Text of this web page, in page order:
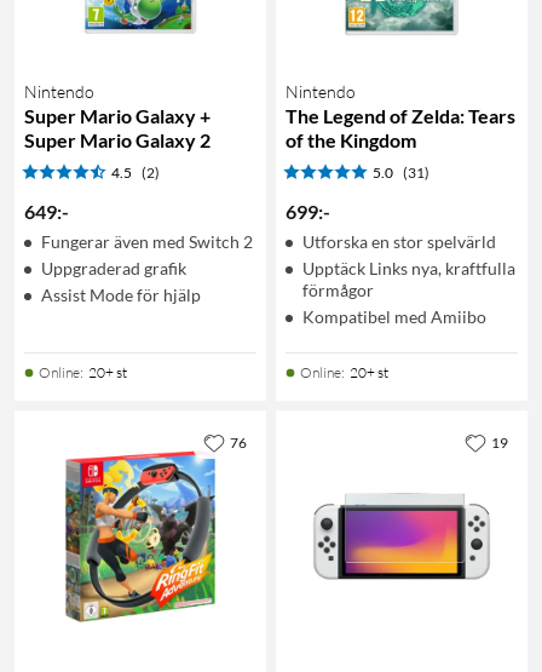
Nintendo
Super Mario Galaxy +
Super Mario Galaxy 2
4.5 (2)
649:-
Fungerar även med Switch 2
Uppgraderad grafik
Assist Mode för hjälp
Online: 20+ st
Nintendo
The Legend of Zelda: Tears
of the Kingdom
5.0 (31)
699:-
Utforska en stor spelvärld
Upptäck Links nya, kraftfulla
förmågor
Kompatibel med Amiibo
Online: 20+ st
76 19